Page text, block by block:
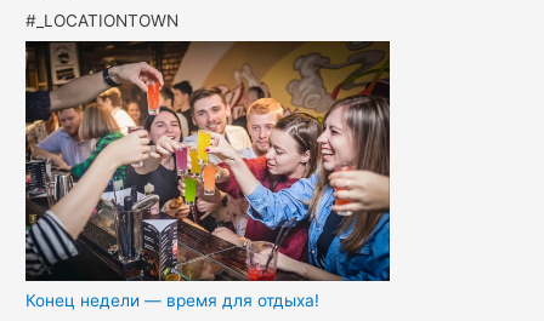
#_LOCATIONTOWN
Конец недели — время для отдыха!